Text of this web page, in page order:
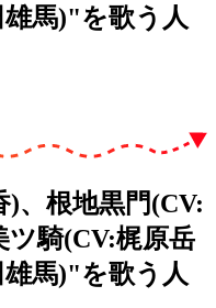
雄馬)"を歌う人
、根地黒門(CV:
ツ騎(CV:梶原岳
雄馬)"を歌う人